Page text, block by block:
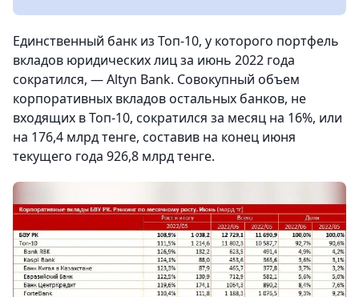
Единственный банк из Топ-10, у которого портфель
вкладов юридических лиц за июнь 2022 года
сократился, — Altyn Bank. Совокупный объем
корпоративных вкладов остальных банков, не
входящих в Топ-10, сократился за месяц на 16%, или
на 176,4 млрд тенге, составив на конец июня
текущего года 926,8 млрд тенге.